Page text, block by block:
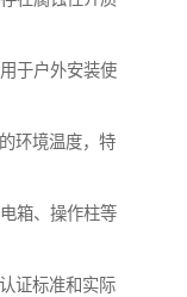
于户外安装使
环境温度，特
箱、操作柱等
证标准和实际